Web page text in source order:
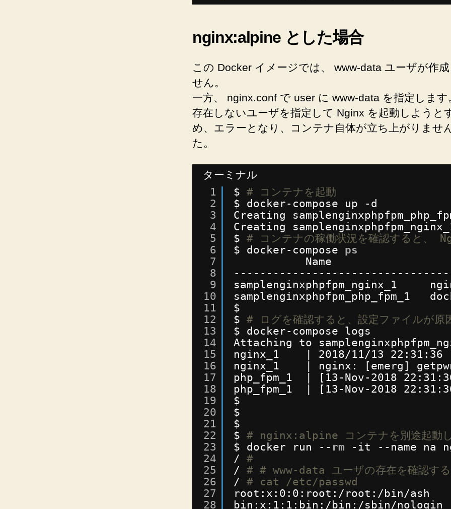
nginx:alpine とした場合
この Docker イメージでは、 www-data ユーザが作成
せん。
一方、 nginx.conf で user に www-data を指定します
存在しないユーザを指定して Nginx を起動しようと
め、エラーとなり、コンテナ自体が立ち上がりませ
た。
ターミナル
1
2
3
4
5
6
7
8
9
10
11
12
13
14
15
16
17
18
19
20
21
22
23
24
25
26
27
28
$ # コンテナを起動
$ docker-compose up -d
Creating
Creating
$ # コンテナの稼働状況を確認すると、
$ docker-compose ps
Name
samplenginxphpfpm_nginx_1
samplenginxphpfpm_php_fpm_1
$
$ # ログを確認すると、設定ファイルが
$ docker-compose logs
Attaching to
nginx_1    | 2018/11/13 22:31:36
nginx_1    | nginx: [emerg]
php_fpm_1  | [13-Nov-2018
php_fpm_1  | [13-Nov-2018
$
$
$
$ # nginx:alpine コンテナを別途起動し
$ docker run -- rm
-it --name na
/ #
/ # # www-data ユーザの存在を確認する
/ # cat /etc/passwd
root:x:0:0:root: /root : /bin/ash
bin:x:1:1:bin: /bin : /sbin/nologin